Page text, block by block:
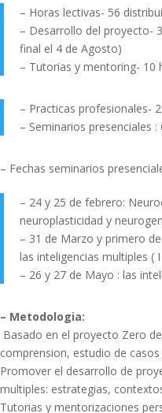
– Horas lectivas- 56
– Desarrollo del proyecto-
final el 4 de Agosto)
– Tutorias y mentoring- 10
– Practicas profesionales-
– Seminarios presenciales
– Fechas seminarios
– 24 y 25 de febrero:
neuroplasticidad y
– 31 de Marzo y primero
las inteligencias multiples (
– 26 y 27 de Mayo : las
– Metodologia:
Basado en el proyecto Zero
comprension, estudio de casos
Promover el desarrollo de
multiples: estrategias,
Tutorias y mentorizaciones